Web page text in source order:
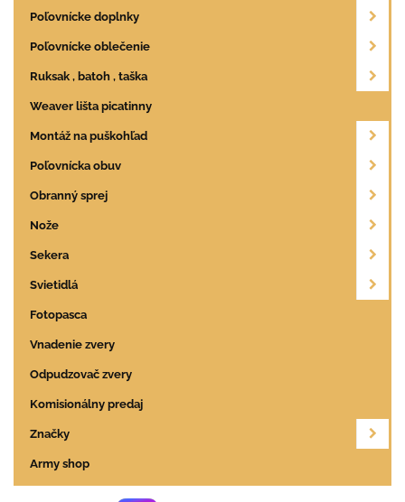
Poľovnícke doplnky
Poľovnícke oblečenie
Ruksak , batoh , taška
Weaver lišta picatinny
Montáž na puškohľad
Poľovnícka obuv
Obranný sprej
Nože
Sekera
Svietidlá
Fotopasca
Vnadenie zvery
Odpudzovač zvery
Komisionálny predaj
Značky
Army shop